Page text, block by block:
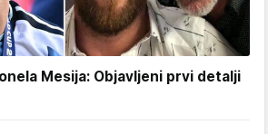
Mesija: Objavljeni prvi detalji